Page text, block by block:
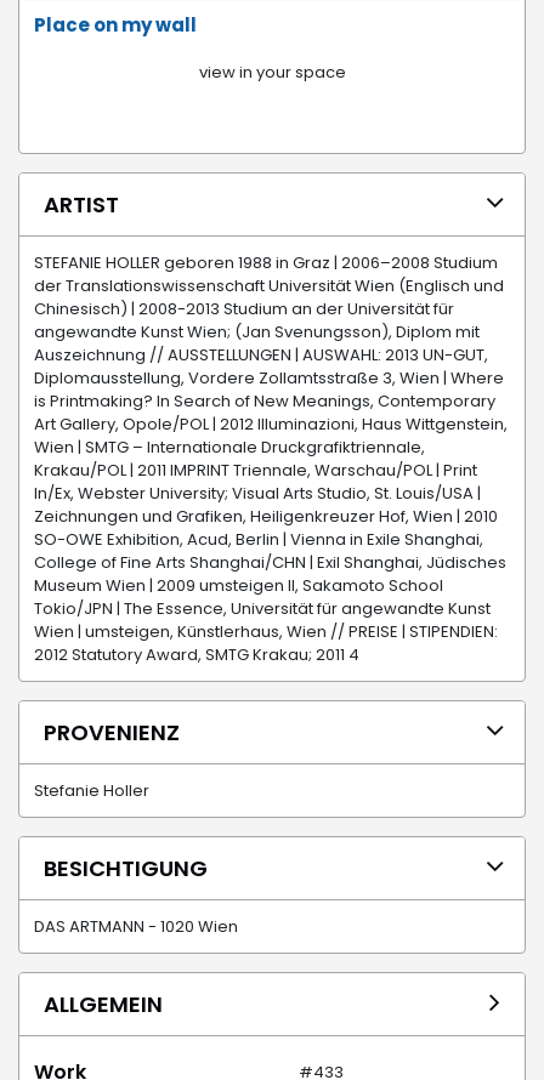
Place on my wall
view in your space
ARTIST
STEFANIE HOLLER geboren 1988 in Graz | 2006–2008 Studium
der Translationswissenschaft Universität Wien (Englisch und
Chinesisch) | 2008-2013 Studium an der Universität für
angewandte Kunst Wien; (Jan Svenungsson), Diplom mit
Auszeichnung // AUSSTELLUNGEN | AUSWAHL: 2013 UN-GUT,
Diplomausstellung, Vordere Zollamtsstraße 3, Wien | Where
is Printmaking? In Search of New Meanings, Contemporary
Art Gallery, Opole/POL | 2012 Illuminazioni, Haus Wittgenstein,
Wien | SMTG – Internationale Druckgrafiktriennale,
Krakau/POL | 2011 IMPRINT Triennale, Warschau/POL | Print
In/Ex, Webster University; Visual Arts Studio, St. Louis/USA |
Zeichnungen und Grafiken, Heiligenkreuzer Hof, Wien | 2010
SO-OWE Exhibition, Acud, Berlin | Vienna in Exile Shanghai,
College of Fine Arts Shanghai/CHN | Exil Shanghai, Jüdisches
Museum Wien | 2009 umsteigen II, Sakamoto School
Tokio/JPN | The Essence, Universität für angewandte Kunst
Wien | umsteigen, Künstlerhaus, Wien // PREISE | STIPENDIEN:
2012 Statutory Award, SMTG Krakau; 2011 4
PROVENIENZ
Stefanie Holler
BESICHTIGUNG
DAS ARTMANN - 1020 Wien
ALLGEMEIN
Work #433